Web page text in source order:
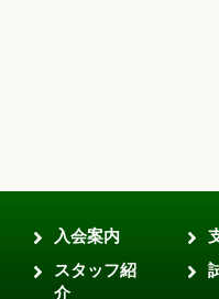
入会案内
スタッフ紹
介